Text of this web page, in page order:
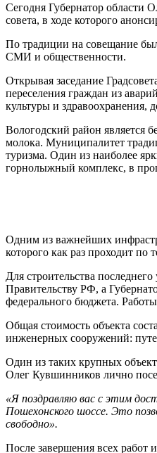
Сегодня Губернатор области
совета, в ходе которого
По традиции на совещание
СМИ и общественности.
Открывая заседание
переселения граждан из
культуры и здравоохранения,
Вологодский район является
молока. Муниципалитет
туризма. Один из наиболее
горнолыжный комплекс, в
Одним из важнейших
которого как раз проходит по
Для строительства
Правительству РФ, а
федерального бюджета.
Общая стоимость объекта
инженерных сооружений:
Один из таких крупных
Олег Кувшинников лично
«Я поздравляю вас с этим
Пошехонского шоссе. Это
свободно».
После завершения всех работ